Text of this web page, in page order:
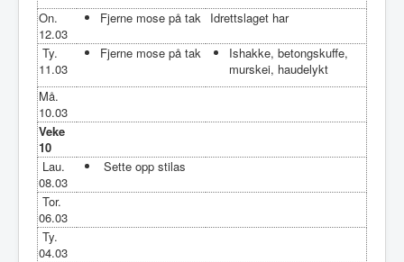
On.
12.03
Fjerne mose på tak Idrettslaget har
Ty.
11.03
Fjerne mose på tak
Ishakke, betongskuffe,
murskei, haudelykt
Må.
10.03
Veke
10
Lau.
08.03
Sette opp stilas
Tor.
06.03
Ty.
04.03